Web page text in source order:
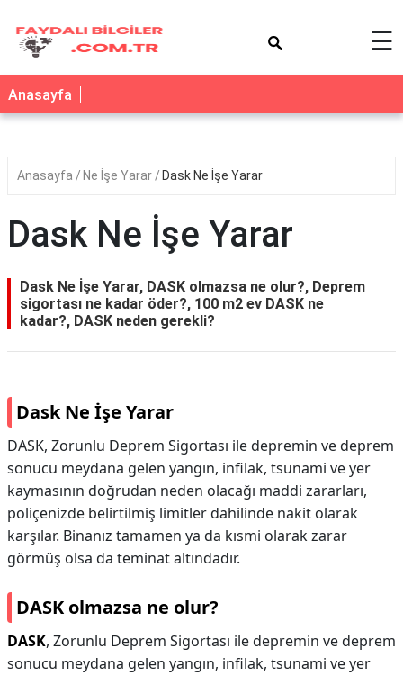
☰
Anasayfa
Anasayfa Ne İşe Yarar Dask Ne İşe Yarar
Dask Ne İşe Yarar
Dask Ne İşe Yarar, DASK olmazsa ne olur?, Deprem
sigortası ne kadar öder?, 100 m2 ev DASK ne
kadar?, DASK neden gerekli?
Dask Ne İşe Yarar
DASK, Zorunlu Deprem Sigortası ile depremin ve deprem
sonucu meydana gelen yangın, infilak, tsunami ve yer
kaymasının doğrudan neden olacağı maddi zararları,
poliçenizde belirtilmiş limitler dahilinde nakit olarak
karşılar. Binanız tamamen ya da kısmi olarak zarar
görmüş olsa da teminat altındadır.
DASK olmazsa ne olur?
DASK, Zorunlu Deprem Sigortası ile depremin ve deprem
sonucu meydana gelen yangın, infilak, tsunami ve yer